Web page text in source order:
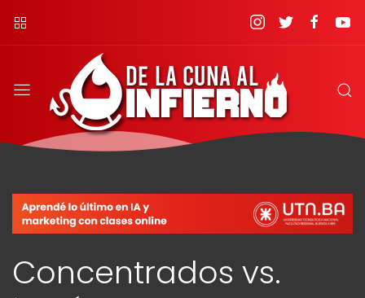
Concentrados vs.